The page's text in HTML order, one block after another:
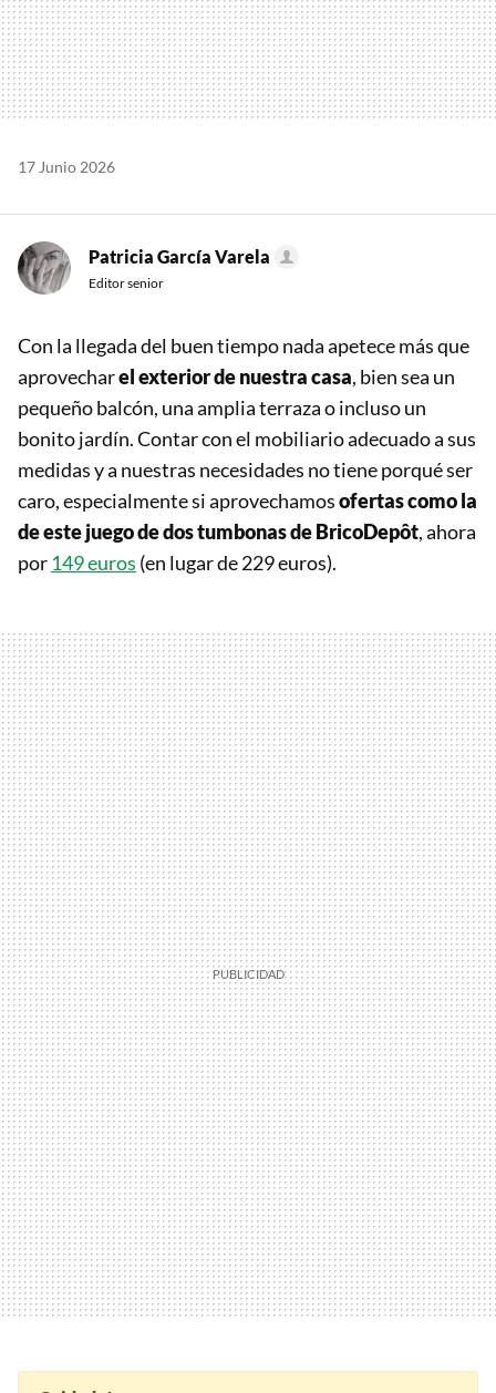
17 Junio 2026
Patricia García Varela
Editor senior
Con la llegada del buen tiempo nada apetece más que
aprovecharel exterior de nuestra casa, bien sea un
pequeño balcón, una amplia terraza o incluso un
bonito jardín. Contar con el mobiliario adecuado a sus
medidas y a nuestras necesidades no tiene porqué ser
caro, especialmente si aprovechamosofertas como la
de este juego de dos tumbonas de BricoDepôt, ahora
por 149 euros (en lugar de 229 euros).